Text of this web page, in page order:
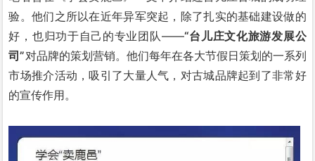
验。他们之所以在近年异军突起，除了扎实的基础建设做的
好，也归功于自己的专业团队——“台儿庄文化旅游发展公
司”对品牌的策划营销。他们每年在各大节假日策划的一系列
市场推介活动，吸引了大量人气，对古城品牌起到了非常好
的宣传作用。